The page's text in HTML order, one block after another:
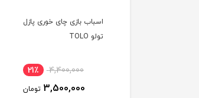
اسباب بازی چای خوری پازل
تولو TOLO
4,400,000 21٪
3,500,000 تومان